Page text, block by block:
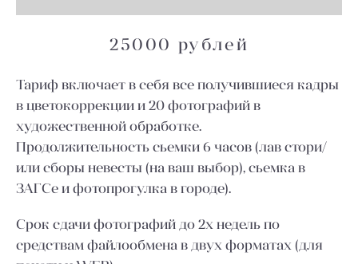
25000 рублей
Тариф включает в себя все получившиеся кадры
в цветокоррекции и 20 фотографий в
художественной обработке.
Продолжительность сьемки 6 часов (лав стори/
или сборы невесты (на ваш выбор), сьемка в
ЗАГСе и фотопрогулка в городе).
Срок сдачи фотографий до 2х недель по
средствам файлообмена в двух форматах (для